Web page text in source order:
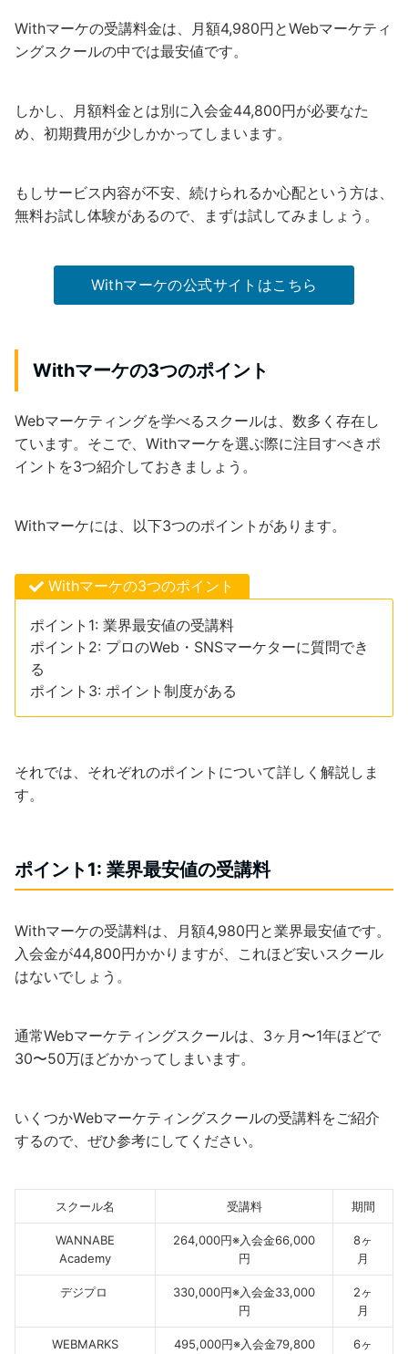
Withマーケの受講料金は、月額4,980円とWebマーケティ
ングスクールの中では最安値です。
しかし、月額料金とは別に入会金44,800円が必要なた
め、初期費用が少しかかってしまいます。
もしサービス内容が不安、続けられるか心配という方は、
無料お試し体験があるので、まずは試してみましょう。
Withマーケの公式サイトはこちら
Withマーケの3つのポイント
Webマーケティングを学べるスクールは、数多く存在し
ています。そこで、Withマーケを選ぶ際に注目すべきポ
イントを3つ紹介しておきましょう。
Withマーケには、以下3つのポイントがあります。
Withマーケの3つのポイント
ポイント1: 業界最安値の受講料
ポイント2: プロのWeb・SNSマーケターに質問でき
る
ポイント3: ポイント制度がある
それでは、それぞれのポイントについて詳しく解説しま
す。
ポイント1: 業界最安値の受講料
Withマーケの受講料は、月額4,980円と業界最安値です。
入会金が44,800円かかりますが、これほど安いスクール
はないでしょう。
通常Webマーケティングスクールは、3ヶ月〜1年ほどで
30〜50万ほどかかってしまいます。
いくつかWebマーケティングスクールの受講料をご紹介
するので、ぜひ参考にしてください。
スクール名 受講料 期間
WANNABE
Academy
264,000円※入会金66,000
円
8ヶ
月
デジプロ
330,000円※入会金33,000
円
2ヶ
月
WEBMARKS
495,000円※入会金79,800
6ヶ